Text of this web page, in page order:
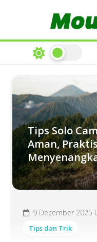
Tips Solo
Aman,
9 December 2025
Tips dan Trik